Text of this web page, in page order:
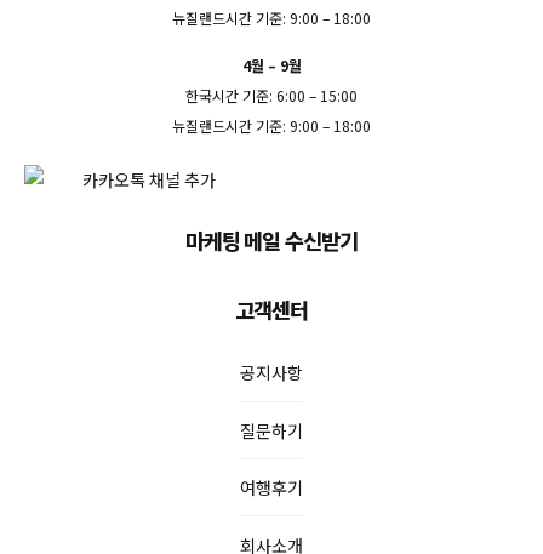
뉴질랜드시간 기준: 9:00 – 18:00
4월 – 9월
한국시간 기준: 6:00 – 15:00
뉴질랜드시간 기준: 9:00 – 18:00
마케팅 메일 수신받기
고객센터
공지사항
질문하기
여행후기
회사소개